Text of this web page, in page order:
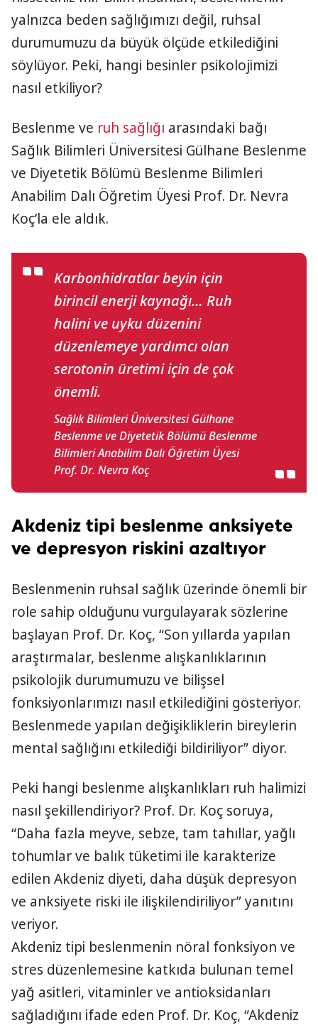
yalnızca beden sağlığımızı değil, ruhsal
durumumuzu da büyük ölçüde etkilediğini
söylüyor. Peki, hangi besinler psikolojimizi
nasıl etkiliyor?
Beslenme ve ruh sağlığı arasındaki bağı
Sağlık Bilimleri Üniversitesi Gülhane Beslenme
ve Diyetetik Bölümü Beslenme Bilimleri
Anabilim Dalı Öğretim Üyesi Prof. Dr. Nevra
Koç’la ele aldık.
Karbonhidratlar beyin için
birincil enerji kaynağı… Ruh
halini ve uyku düzenini
düzenlemeye yardımcı olan
serotonin üretimi için de çok
önemli.
Sağlık Bilimleri Üniversitesi Gülhane
Beslenme ve Diyetetik Bölümü Beslenme
Bilimleri Anabilim Dalı Öğretim Üyesi
Prof. Dr. Nevra Koç
Akdeniz tipi beslenme anksiyete
ve depresyon riskini azaltıyor
Beslenmenin ruhsal sağlık üzerinde önemli bir
role sahip olduğunu vurgulayarak sözlerine
başlayan Prof. Dr. Koç, “Son yıllarda yapılan
araştırmalar, beslenme alışkanlıklarının
psikolojik durumumuzu ve bilişsel
fonksiyonlarımızı nasıl etkilediğini gösteriyor.
Beslenmede yapılan değişikliklerin bireylerin
mental sağlığını etkilediği bildiriliyor” diyor.
Peki hangi beslenme alışkanlıkları ruh halimizi
nasıl şekillendiriyor? Prof. Dr. Koç soruya,
“Daha fazla meyve, sebze, tam tahıllar, yağlı
tohumlar ve balık tüketimi ile karakterize
edilen Akdeniz diyeti, daha düşük depresyon
ve anksiyete riski ile ilişkilendiriliyor” yanıtını
veriyor.
Akdeniz tipi beslenmenin nöral fonksiyon ve
stres düzenlemesine katkıda bulunan temel
yağ asitleri, vitaminler ve antioksidanları
sağladığını ifade eden Prof. Dr. Koç, “Akdeniz